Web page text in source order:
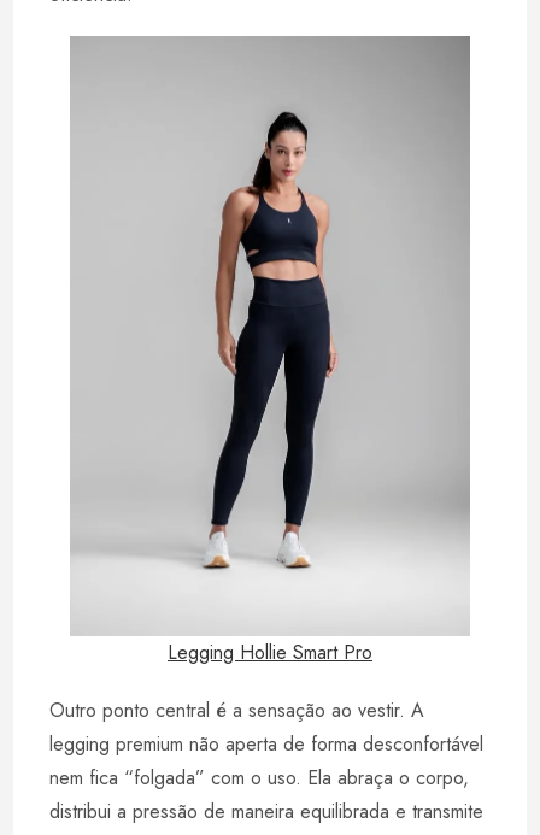
Legging Hollie Smart Pro
Outro ponto central é a sensação ao vestir. A
legging premium não aperta de forma desconfortável
nem fica “folgada” com o uso. Ela abraça o corpo,
distribui a pressão de maneira equilibrada e transmite